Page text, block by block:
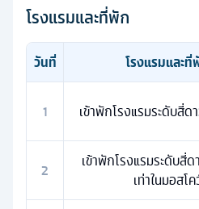
โรงแรมและที่พัก
วันที่ โรงแรมและที่
1 เข้าพักโรงแรมระดับสี่ด
2
เข้าพักโรงแรมระดับสี่
เท่าในมอสโ